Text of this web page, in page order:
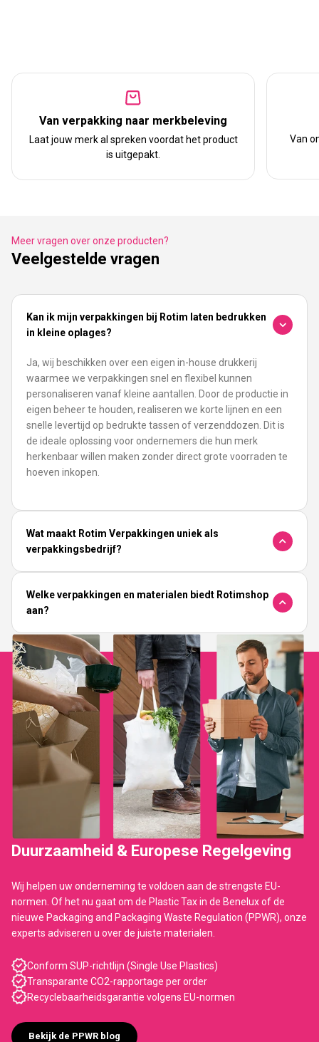
Van verpakking naar merkbeleving
Laat jouw merk al spreken voordat het product
is uitgepakt.
Van
Meer vragen over onze producten?
Veelgestelde vragen
Kan ik mijn verpakkingen bij Rotim laten bedrukken
in kleine oplages?
Ja, wij beschikken over een eigen in-house drukkerij
waarmee we verpakkingen snel en flexibel kunnen
personaliseren vanaf kleine aantallen. Door de productie in
eigen beheer te houden, realiseren we korte lijnen en een
snelle levertijd op bedrukte tassen of verzenddozen. Dit is
de ideale oplossing voor ondernemers die hun merk
herkenbaar willen maken zonder direct grote voorraden te
hoeven inkopen.
Wat maakt Rotim Verpakkingen uniek als
verpakkingsbedrijf?
Welke verpakkingen en materialen biedt Rotimshop
aan?
Duurzaamheid & Europese Regelgeving
Wij helpen uw onderneming te voldoen aan de strengste EU-
normen. Of het nu gaat om de Plastic Tax in de Benelux of de
nieuwe Packaging and Packaging Waste Regulation (PPWR), onze
experts adviseren u over de juiste materialen.
Conform SUP-richtlijn (Single Use Plastics)
Transparante CO2-rapportage per order
Recyclebaarheidsgarantie volgens EU-normen
Bekijk de PPWR blog